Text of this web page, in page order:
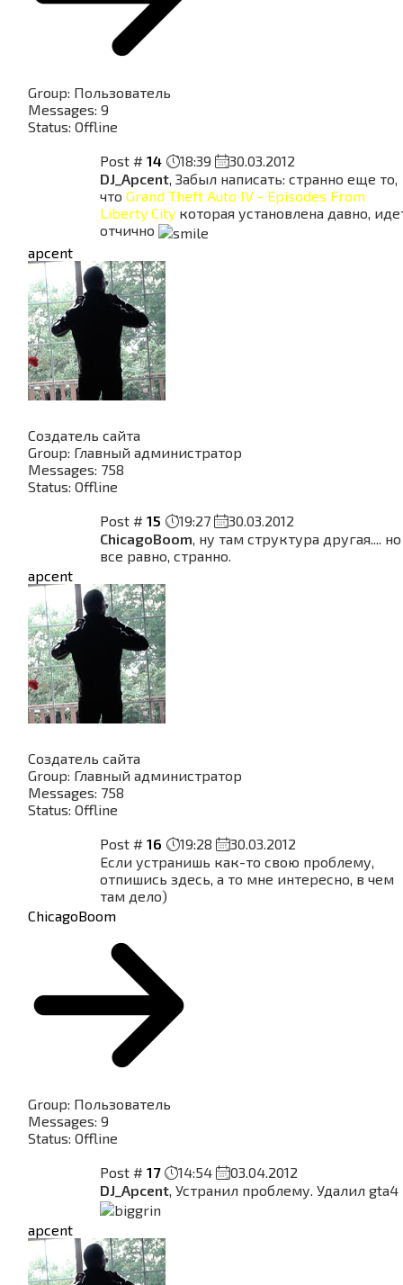
Group: Пользователь
Messages: 9
Status: Offline
Post # 14 18:39
30.03.2012
DJ_Apcent, Забыл написать: странно еще то,
что Grand Theft Auto IV - Episodes From
Liberty City которая установлена давно,
отчично
apcent
Создатель сайта
Group: Главный администратор
Messages: 758
Status: Offline
Post # 15 19:27
30.03.2012
ChicagoBoom, ну там структура другая.... но
все равно, странно.
apcent
Создатель сайта
Group: Главный администратор
Messages: 758
Status: Offline
Post # 16 19:28
30.03.2012
Если устранишь как-то свою проблему,
отпишись здесь, а то мне интересно, в чем
там дело)
ChicagoBoom
Group: Пользователь
Messages: 9
Status: Offline
Post # 17 14:54
03.04.2012
DJ_Apcent, Устранил проблему. Удалил gta4
apcent